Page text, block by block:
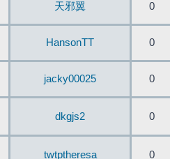
天邪翼 0
HansonTT 0
jacky00025 0
dkgjs2 0
twtptheresa 0